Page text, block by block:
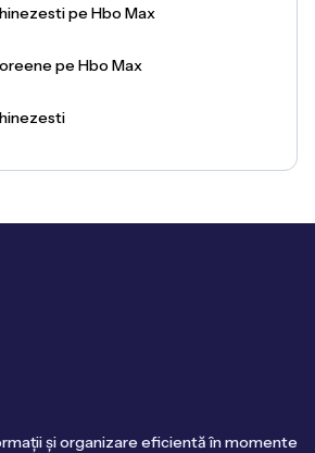
pe Hbo Max
pe Hbo Max
și organizare eficientă în momente